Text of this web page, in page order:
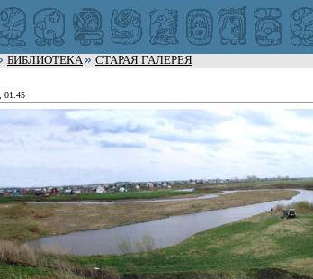
БИБЛИОТЕКА
СТАРАЯ ГАЛЕРЕЯ
, 01:45